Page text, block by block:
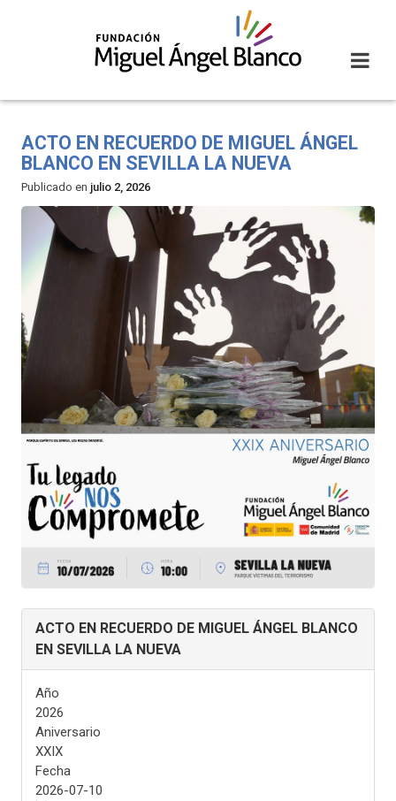
ACTO EN RECUERDO DE MIGUEL ÁNGEL
BLANCO EN SEVILLA LA NUEVA
Publicado en julio 2, 2026
ACTO EN RECUERDO DE MIGUEL ÁNGEL BLANCO
EN SEVILLA LA NUEVA
Año
2026
Aniversario
XXIX
Fecha
2026-07-10